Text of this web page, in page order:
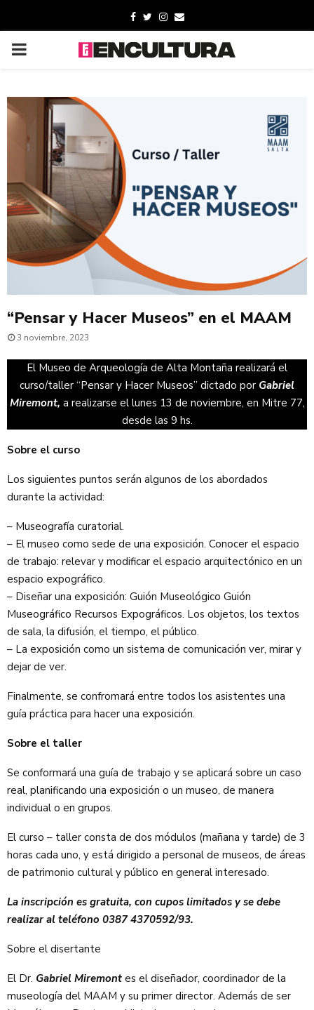
“Pensar y Hacer Museos” en el MAAM
3 noviembre, 2023
El Museo de Arqueología de Alta Montaña realizará el
curso/taller “Pensar y Hacer Museos” dictado por Gabriel
Miremont, a realizarse el lunes 13 de noviembre, en Mitre 77,
desde las 9 hs.
Sobre el curso
Los siguientes puntos serán algunos de los abordados
durante la actividad:
– Museografía curatorial.
– El museo como sede de una exposición. Conocer el espacio
de trabajo: relevar y modificar el espacio arquitectónico en un
espacio expográfico.
– Diseñar una exposición: Guión Museológico Guión
Museográfico Recursos Expográficos. Los objetos, los textos
de sala, la difusión, el tiempo, el público.
– La exposición como un sistema de comunicación ver, mirar y
dejar de ver.
Finalmente, se confromará entre todos los asistentes una
guía práctica para hacer una exposición.
Sobre el taller
Se conformará una guía de trabajo y se aplicará sobre un caso
real, planificando una exposición o un museo, de manera
individual o en grupos.
El curso – taller consta de dos módulos (mañana y tarde) de 3
horas cada uno, y está dirigido a personal de museos, de áreas
de patrimonio cultural y público en general interesado.
La inscripción es gratuita, con cupos limitados y se debe
realizar al teléfono 0387 4370592/93.
Sobre el disertante
El Dr. Gabriel Miremont es el diseñador, coordinador de la
museología del MAAM y su primer director. Además de ser